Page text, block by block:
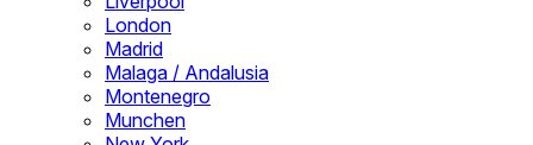
London
Madrid
Malaga / Andalusia
Montenegro
Munchen